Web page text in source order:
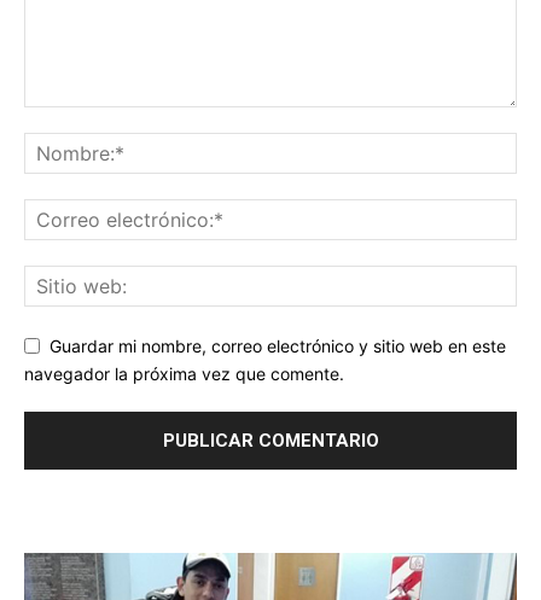
Guardar mi nombre, correo electrónico y sitio web en este
navegador la próxima vez que comente.